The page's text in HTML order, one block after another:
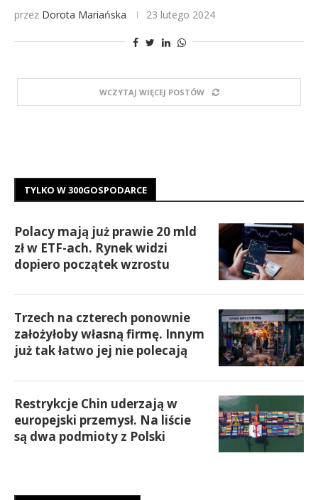
przez Dorota Mariańska 23 lutego 2024
WCZYTAJ WIĘCEJ POSTÓW
TYLKO W 300GOSPODARCE
Polacy mają już prawie 20 mld
zł w ETF-ach. Rynek widzi
dopiero początek wzrostu
Trzech na czterech ponownie
założyłoby własną firmę. Innym
już tak łatwo jej nie polecają
Restrykcje Chin uderzają w
europejski przemysł. Na liście
są dwa podmioty z Polski